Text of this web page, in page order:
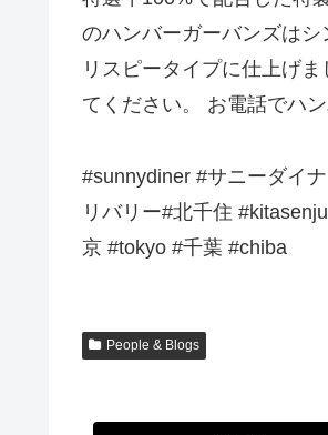
のハンバーガーバンズは
リスピータイプに仕上げ
てください。 お電話でハ
#sunnydiner #サニーダイ
リバリー#北千住
京 #tokyo #千葉 #chiba
People & Blogs